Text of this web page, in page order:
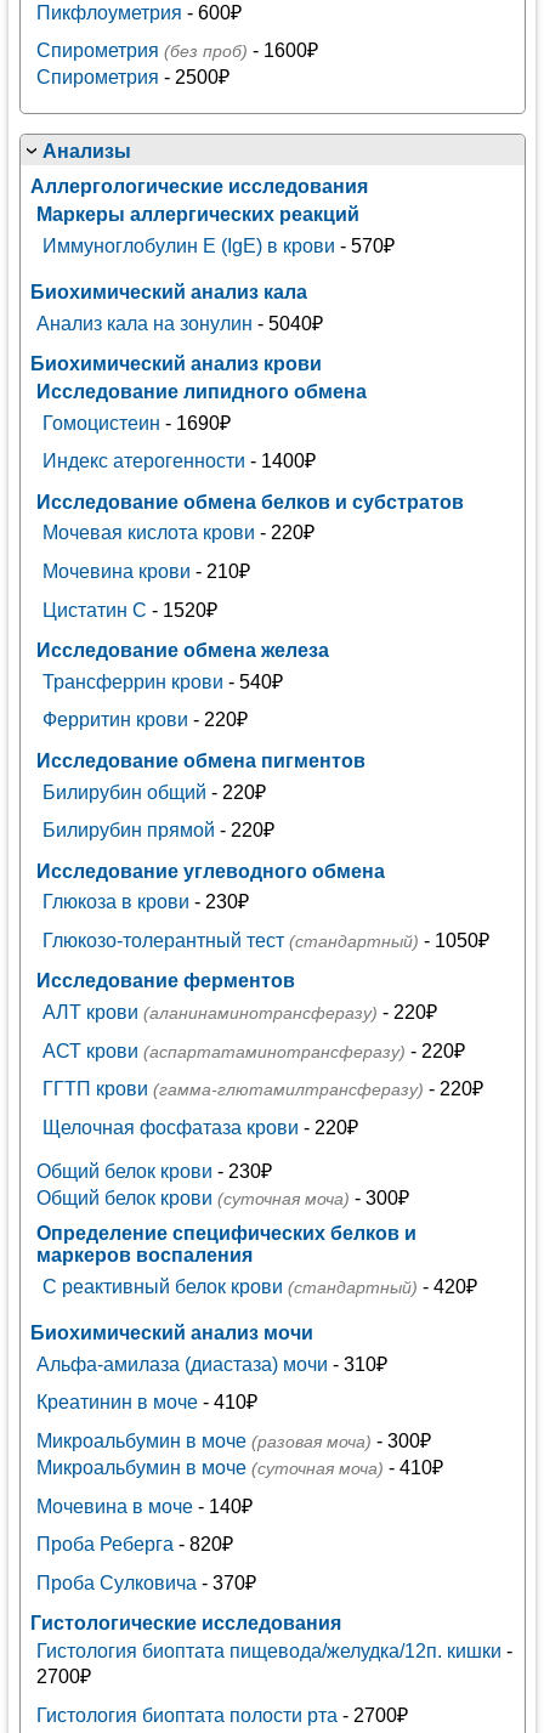
Пикфлоуметрия - 600₽
Спирометрия (без проб) - 1600₽
Спирометрия - 2500₽
Анализы
Аллергологические исследования
Маркеры аллергических реакций
Иммуноглобулин Е (IgE) в крови - 570₽
Биохимический анализ кала
Анализ кала на зонулин - 5040₽
Биохимический анализ крови
Исследование липидного обмена
Гомоцистеин - 1690₽
Индекс атерогенности - 1400₽
Исследование обмена белков и субстратов
Мочевая кислота крови - 220₽
Мочевина крови - 210₽
Цистатин С - 1520₽
Исследование обмена железа
Трансферрин крови - 540₽
Ферритин крови - 220₽
Исследование обмена пигментов
Билирубин общий - 220₽
Билирубин прямой - 220₽
Исследование углеводного обмена
Глюкоза в крови - 230₽
Глюкозо-толерантный тест (стандартный) - 1050₽
Исследование ферментов
АЛТ крови (аланинаминотрансферазу) - 220₽
АСТ крови (аспартатаминотрансферазу) - 220₽
ГГТП крови (гамма-глютамилтрансферазу) - 220₽
Щелочная фосфатаза крови - 220₽
Общий белок крови - 230₽
Общий белок крови (суточная моча) - 300₽
Определение специфических белков и
маркеров воспаления
C реактивный белок крови (стандартный) - 420₽
Биохимический анализ мочи
Альфа-амилаза (диастаза) мочи - 310₽
Креатинин в моче - 410₽
Микроальбумин в моче (разовая моча) - 300₽
Микроальбумин в моче (суточная моча) - 410₽
Мочевина в моче - 140₽
Проба Реберга - 820₽
Проба Сулковича - 370₽
Гистологические исследования
Гистология биоптата пищевода/желудка/12п. кишки -
2700₽
Гистология биоптата полости рта - 2700₽